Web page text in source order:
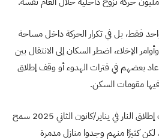
فقط، بل في تكرار الحركة داخل مساحة
الإخلاء، اضطر السكان إلى الانتقال بين
بعضهم في فترات الهدوء أو وقف إطلاق
فيها مقومات السكن.
IDMC إلى أن وقف إطلاق النار في يناير/كانون الثاني 2025 سمح
لكن كثيرًا منهم وجدوا منازل مدمرة